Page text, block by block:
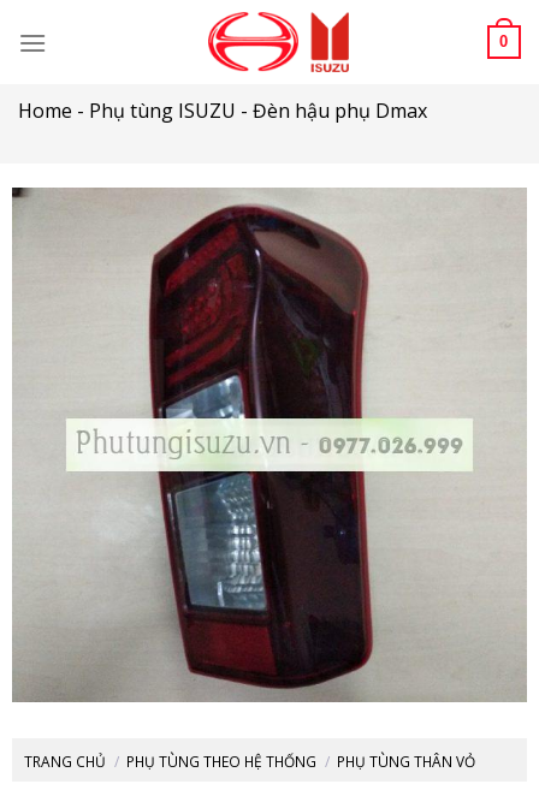
0
Home - Phụ tùng ISUZU - Đèn hậu phụ Dmax
TRANG CHỦ / PHỤ TÙNG THEO HỆ THỐNG / PHỤ TÙNG THÂN VỎ